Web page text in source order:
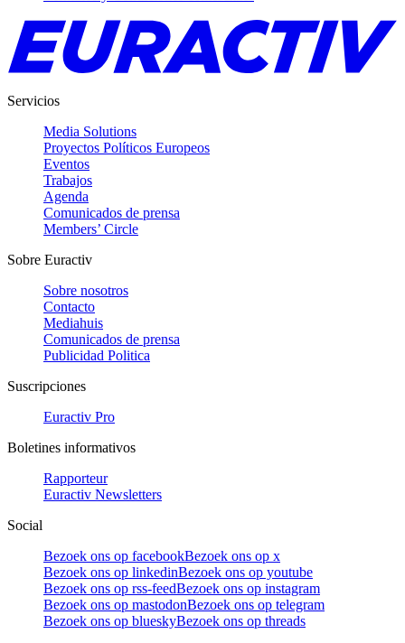
Servicios
Media Solutions
Proyectos Políticos Europeos
Eventos
Trabajos
Agenda
Comunicados de prensa
Members’ Circle
Sobre Euractiv
Sobre nosotros
Contacto
Mediahuis
Comunicados de prensa
Publicidad Politica
Suscripciones
Euractiv Pro
Boletines informativos
Rapporteur
Euractiv Newsletters
Social
Bezoek ons op facebookBezoek ons op x
Bezoek ons op linkedinBezoek ons op youtube
Bezoek ons op rss-feedBezoek ons op instagram
Bezoek ons op mastodonBezoek ons op telegram
Bezoek ons op blueskyBezoek ons op threads